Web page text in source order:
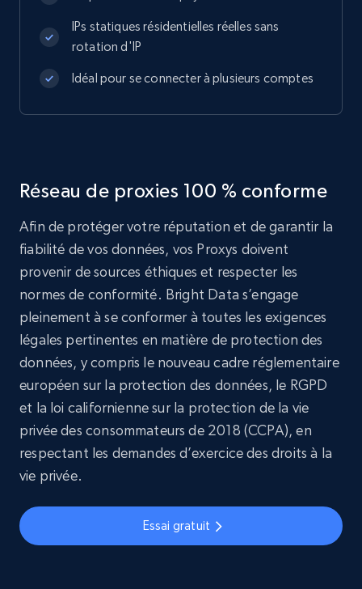
IPs statiques résidentielles réelles sans
rotation d'IP
Idéal pour se connecter à plusieurs comptes
Réseau de proxies 100 % conforme
Afin de protéger votre réputation et de garantir la
fiabilité de vos données, vos Proxys doivent
provenir de sources éthiques et respecter les
normes de conformité. Bright Data s’engage
pleinement à se conformer à toutes les exigences
légales pertinentes en matière de protection des
données, y compris le nouveau cadre réglementaire
européen sur la protection des données, le RGPD
et la loi californienne sur la protection de la vie
privée des consommateurs de 2018 (CCPA), en
respectant les demandes d’exercice des droits à la
vie privée.
Essai gratuit